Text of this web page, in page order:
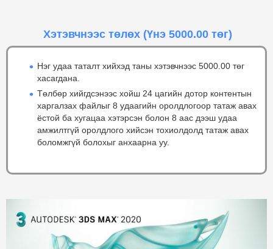
Хэтэвчнээс төлөх (Үнэ 5000.00 төг)
Нэг удаа таталт хийхэд таны хэтэвчнээс 5000.00 төг
хасагдана.
Төлбөр хийгдсэнээс хойш 24 цагийн дотор контентын
харгалзах файлыг 8 удаагийн оролдлогоор татаж авах
ёстой ба хугацаа хэтэрсэн болон 8 аас дээш удаа
амжилтгүй оролдлого хийсэн тохиолдолд татаж авах
боломжгүй болохыг анхаарна уу.